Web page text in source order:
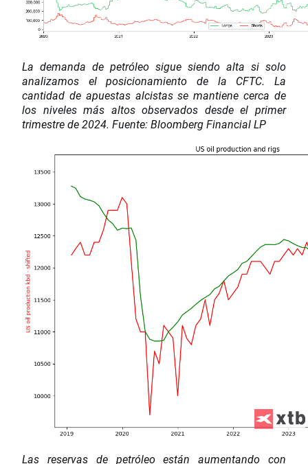
La demanda de petróleo sigue siendo alta si solo
analizamos el posicionamiento de la CFTC. La
cantidad de apuestas alcistas se mantiene cerca de
los niveles más altos observados desde el primer
trimestre de 2024. Fuente: Bloomberg Financial LP
Las reservas de petróleo están aumentando con